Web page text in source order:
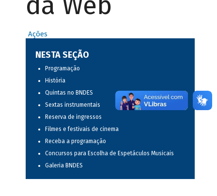
Ações
NESTA SEÇÃO
Programação
História
Quintas no BNDES
Sextas instrumentais
Reserva de ingressos
Filmes e festivais de cinema
Receba a programação
Concursos para Escolha de Espetáculos Musicais
Galeria BNDES